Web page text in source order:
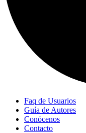
Faq de Usuarios
Guía de Autores
Conócenos
Contacto